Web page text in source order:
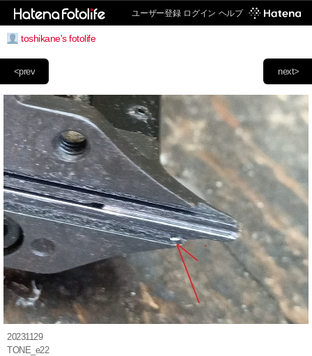
ユーザー登録 ログイン ヘルプ
toshikane's fotolife
next>
<prev
20231129
TONE_e22